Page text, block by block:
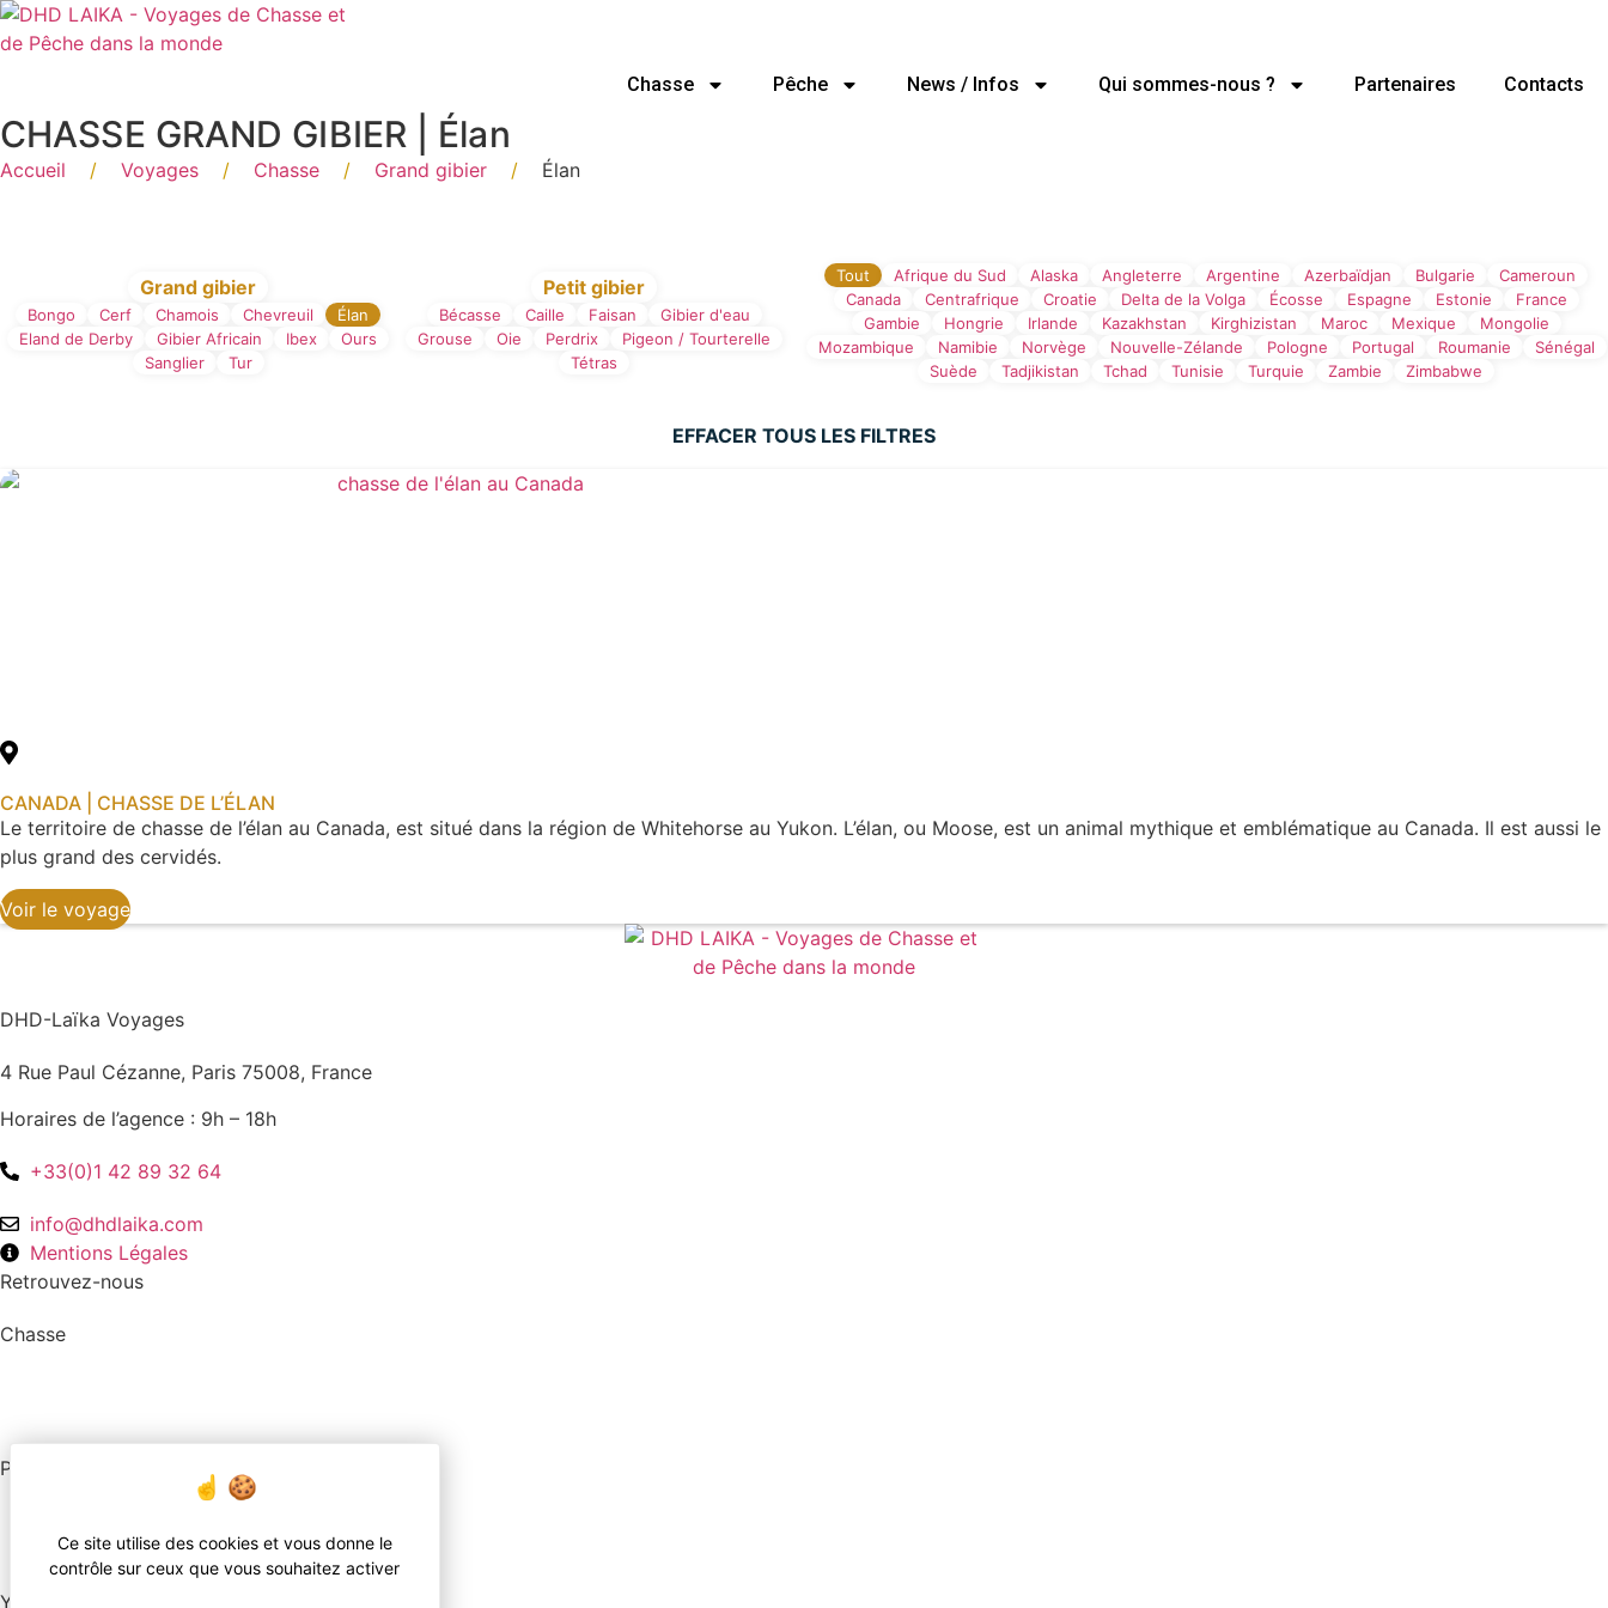
Chasse Pêche News / Infos Qui sommes-nous ? Partenaires Contacts
CHASSE GRAND GIBIER | Élan
Accueil / Voyages / Chasse / Grand gibier / Élan
Grand gibier
Bongo Cerf Chamois Chevreuil
Élan
Eland de Derby
Gibier Africain Ibex
Ours
Sanglier
Tur
Petit gibier
Bécasse Caille Faisan
Gibier d'eau
Grouse
Oie Perdrix
Pigeon / Tourterelle
Tétras
Tout Afrique du Sud Alaska Angleterre Argentine Azerbaïdjan Bulgarie
Cameroun
Canada
Centrafrique Croatie Delta de la Volga Écosse Espagne Estonie
France
Gambie
Hongrie Irlande Kazakhstan Kirghizistan Maroc Mexique
Mongolie
Mozambique
Namibie Norvège Nouvelle-Zélande Pologne Portugal Roumanie
Sénégal
Suède
Tadjikistan Tchad Tunisie Turquie Zambie Zimbabwe
EFFACER TOUS LES FILTRES
CANADA | CHASSE DE L’ÉLAN
Le territoire de chasse de l’élan au Canada, est situé dans la région de Whitehorse au Yukon. L’élan, ou Moose, est un animal mythique et emblématique au Canada. Il est aussi le
plus grand des cervidés.
Voir le voyage
DHD-Laïka Voyages
4 Rue Paul Cézanne, Paris 75008, France
Horaires de l’agence : 9h – 18h
+33(0)1 42 89 32 64
info@dhdlaika.com
Mentions Légales
Retrouvez-nous
Chasse
Pêche
YouTube
Panneau de gestion des cookies
Ce site utilise des cookies et vous donne le
contrôle sur ceux que vous souhaitez activer